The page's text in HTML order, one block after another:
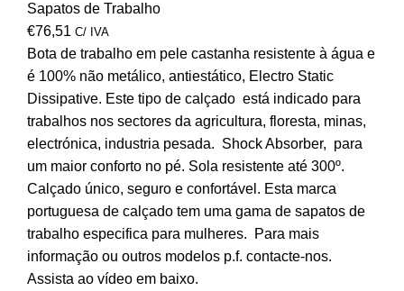
Sapatos de Trabalho
€76,51 C/ IVA
Bota de trabalho em pele castanha resistente à água e
é 100% não metálico, antiestático, Electro Static
Dissipative. Este tipo de calçado está indicado para
trabalhos nos sectores da agricultura, floresta, minas,
electrónica, industria pesada. Shock Absorber, para
um maior conforto no pé. Sola resistente até 300º.
Calçado único, seguro e confortável. Esta marca
portuguesa de calçado tem uma gama de sapatos de
trabalho especifica para mulheres. Para mais
informação ou outros modelos p.f. contacte-nos.
Assista ao vídeo em baixo.